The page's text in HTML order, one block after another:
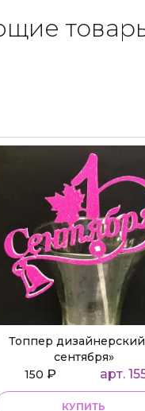
Топпер дизайнерский
сентября»
150 ₽ арт.
КУПИТЬ